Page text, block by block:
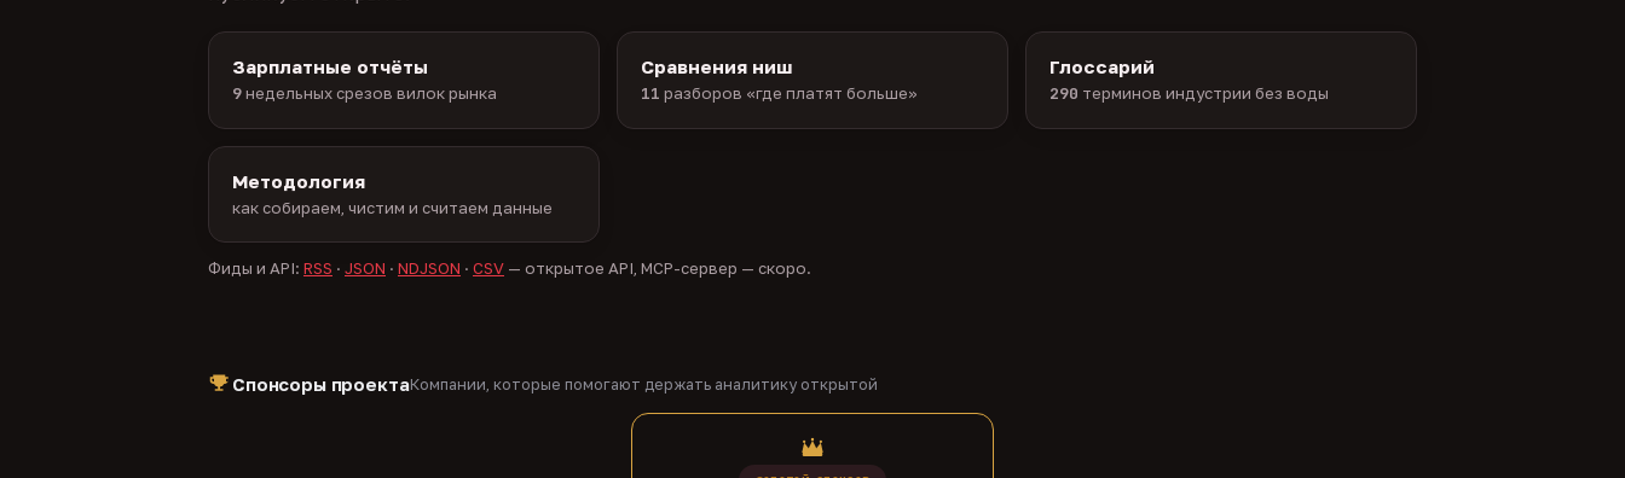
Зарплатные отчёты
9недельных срезов вилок рынка
Сравнения ниш
11 разборов «где платят больше»
Глоссарий
290 терминов индустрии без воды
Методология
как собираем, чистим и считаем данные
Фиды и API: RSS · JSON · NDJSON · CSV — открытое API, MCP-сервер — скоро.
Спонсоры проектаКомпании, которые помогают держать аналитику открытой